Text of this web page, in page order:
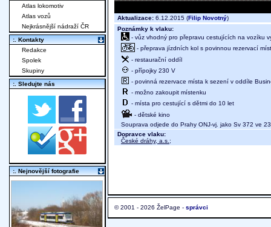
Aktualizace: 6.12.2015 (Filip Novotný)
Poznámky k vlaku:
- vůz vhodný pro přepravu cestujících na vozíku
- přeprava jízdních kol s povinnou rezervací
- restaurační oddíl
- přípojky 230 V
- povinná rezervace místa k sezení v oddíle
- možno zakoupit místenku
- místa pro cestující s dětmi do 10 let
- dětské kino
Souprava odjede do Prahy ONJ-vj. jako Sv 372 ve
Dopravce vlaku:
České dráhy, a.s. ;
© 2001 - 2026 ŽelPage - správci
Atlas lokomotiv
Atlas vozů
Nejkrásnější nádraží ČR
:. Kontakty
Redakce
Spolek
Skupiny
:. Sledujte nás
:. Nejnovější fotografie